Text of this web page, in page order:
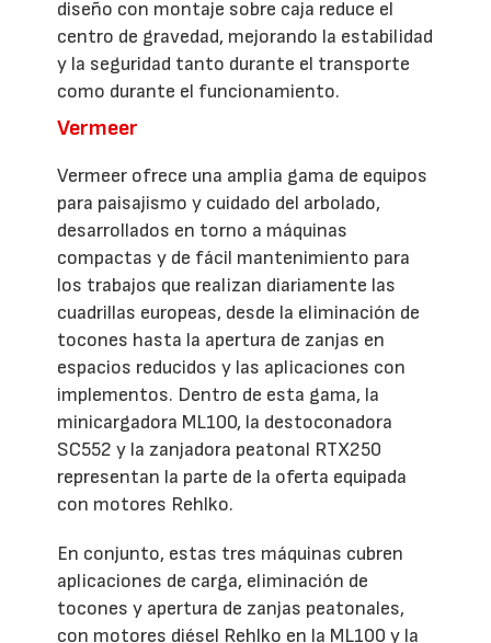
diseño con montaje sobre caja reduce el
centro de gravedad, mejorando la estabilidad
y la seguridad tanto durante el transporte
como durante el funcionamiento.
Vermeer
Vermeer ofrece una amplia gama de equipos
para paisajismo y cuidado del arbolado,
desarrollados en torno a máquinas
compactas y de fácil mantenimiento para
los trabajos que realizan diariamente las
cuadrillas europeas, desde la eliminación de
tocones hasta la apertura de zanjas en
espacios reducidos y las aplicaciones con
implementos. Dentro de esta gama, la
minicargadora ML100, la destoconadora
SC552 y la zanjadora peatonal RTX250
representan la parte de la oferta equipada
con motores Rehlko.
En conjunto, estas tres máquinas cubren
aplicaciones de carga, eliminación de
tocones y apertura de zanjas peatonales,
con motores diésel Rehlko en la ML100 y la